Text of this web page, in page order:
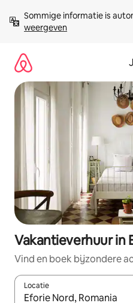
direct
naar
Sommige informatie is
weergeven
Vakantieverhuur in
Vind en boek bijzondere
Locatie
Wanneer er suggesties